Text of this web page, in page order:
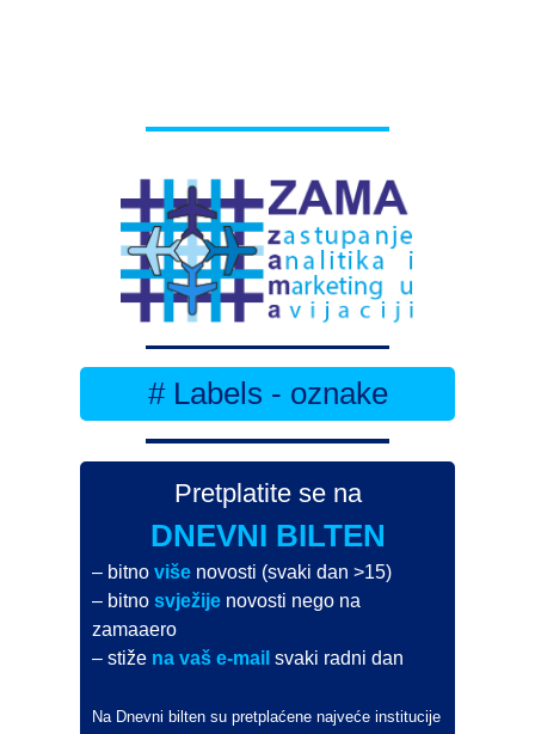
# Labels - oznake
Pretplatite se na
DNEVNI BILTEN
– bitnoviše novosti (svaki dan >15)
– bitnosvježije novosti nego na
zamaaero
– stiže na vaš e-mail svaki radni dan
Na Dnevni bilten su pretplaćene najveće institucije